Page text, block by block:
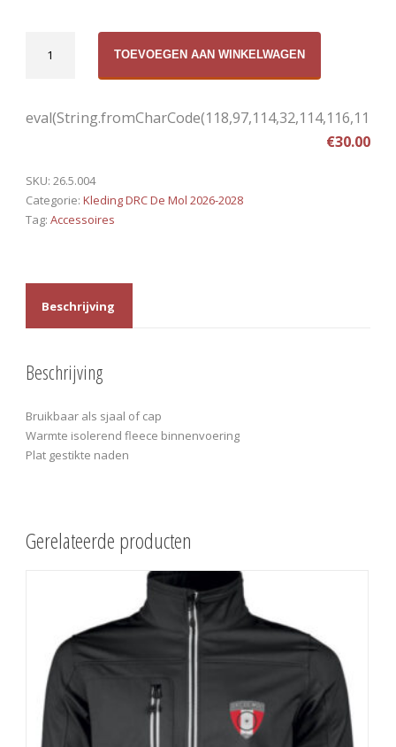
aantal
TOEVOEGEN AAN WINKELWAGEN
€30.00
SKU: 26.5.004
Categorie: Kleding DRC De Mol 2026-2028
Tag: Accessoires
Beschrijving
Beschrijving
Bruikbaar als sjaal of cap
Warmte isolerend fleece binnenvoering
Plat gestikte naden
Gerelateerde producten